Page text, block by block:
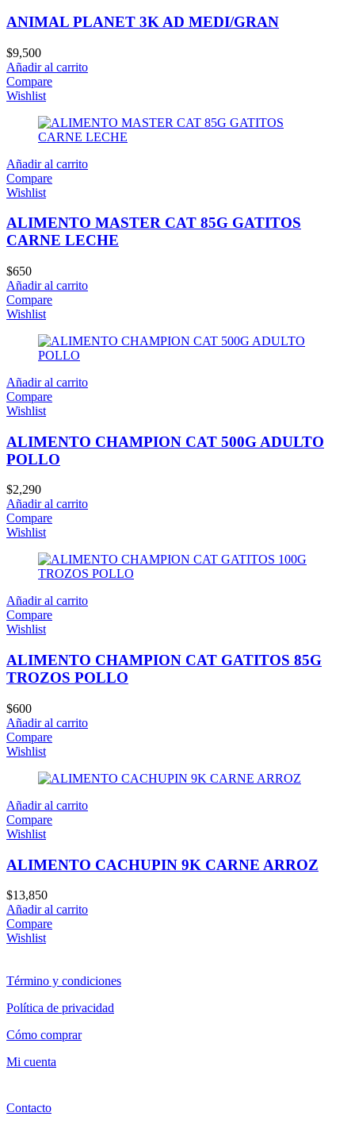
ANIMAL PLANET 3K AD MEDI/GRAN
$9,500
Añadir al carrito
Compare
Wishlist
Añadir al carrito
Compare
Wishlist
ALIMENTO MASTER CAT 85G GATITOS
CARNE LECHE
$650
Añadir al carrito
Compare
Wishlist
Añadir al carrito
Compare
Wishlist
ALIMENTO CHAMPION CAT 500G ADULTO
POLLO
$2,290
Añadir al carrito
Compare
Wishlist
Añadir al carrito
Compare
Wishlist
ALIMENTO CHAMPION CAT GATITOS 85G
TROZOS POLLO
$600
Añadir al carrito
Compare
Wishlist
Añadir al carrito
Compare
Wishlist
ALIMENTO CACHUPIN 9K CARNE ARROZ
$13,850
Añadir al carrito
Compare
Wishlist
Término y condiciones
Política de privacidad
Cómo comprar
Mi cuenta
Contacto